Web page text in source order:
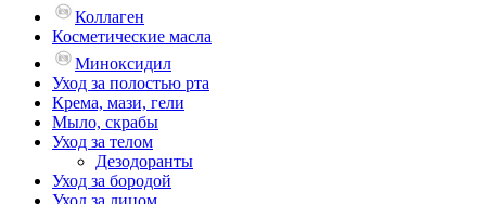
Коллаген
Косметические масла
Миноксидил
Уход за полостью рта
Крема, мази, гели
Мыло, скрабы
Уход за телом
Дезодоранты
Уход за бородой
Уход за лицом